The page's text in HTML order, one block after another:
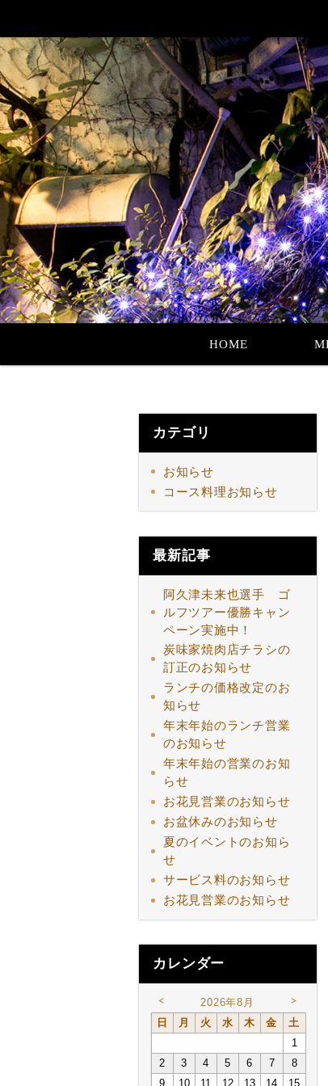
HOME
カテゴリ
お知らせ
コース料理お知らせ
最新記事
阿久津未来也選手 ゴ
ルフツアー優勝キャン
ペーン実施中！
炭味家焼肉店チラシの
訂正のお知らせ
ランチの価格改定のお
知らせ
年末年始のランチ営業
のお知らせ
年末年始の営業のお知
らせ
お花見営業のお知らせ
お盆休みのお知らせ
夏のイベントのお知ら
せ
サービス料のお知らせ
お花見営業のお知らせ
カレンダー
< 2026年8月 >
日 月 火 水 木 金
土
1
2
3 4 5 6 7
8
9
10 11 12 13 14 15